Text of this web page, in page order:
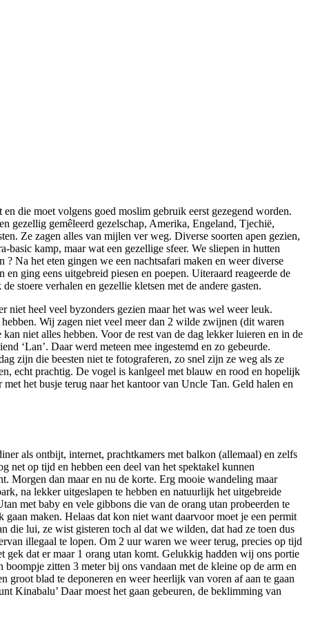
die moet volgens goed moslim gebruik eerst gezegend worden.
gezellig gemêleerd gezelschap, Amerika, Engeland, Tjechië,
Ze zagen alles van mijlen ver weg. Diverse soorten apen gezien,
kamp, maar wat een gezellige sfeer. We sliepen in hutten
Na het eten gingen we een nachtsafari maken en weer diverse
ging eens uitgebreid piesen en poepen. Uiteraard reageerde de
stoere verhalen en gezellie kletsen met de andere gasten.
heel veel byzonders gezien maar het was wel weer leuk.
Wij zagen niet veel meer dan 2 wilde zwijnen (dit waren
niet alles hebben. Voor de rest van de dag lekker luieren en in de
‘Lan’. Daar werd meteen mee ingestemd en zo gebeurde.
zijn die beesten niet te fotograferen, zo snel zijn ze weg als ze
echt prachtig. De vogel is kanlgeel met blauw en rood en hopelijk
het busje terug naar het kantoor van Uncle Tan. Geld halen en
als ontbijt, internet, prachtkamers met balkon (allemaal) en zelfs
net op tijd en hebben een deel van het spektakel kunnen
Morgen dan maar en nu de korte. Erg mooie wandeling maar
na lekker uitgeslapen te hebben en natuurlijk het uitgebreide
met baby en vele gibbons die van de orang utan probeerden te
maken. Helaas dat kon niet want daarvoor moet je een permit
die lui, ze wist gisteren toch al dat we wilden, dat had ze toen dus
illegaal te lopen. Om 2 uur waren we weer terug, precies op tijd
gek dat er maar 1 orang utan komt. Gelukkig hadden wij ons portie
zitten 3 meter bij ons vandaan met de kleine op de arm en
groot blad te deponeren en weer heerlijk van voren af aan te gaan
Kinabalu’ Daar moest het gaan gebeuren, de beklimming van